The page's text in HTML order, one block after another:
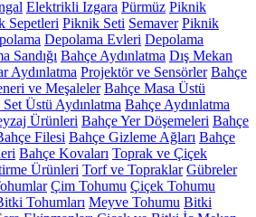
Elektrikli Izgara Pürmüz Piknik
Sepetleri Piknik Seti Semaver Piknik
Depolama Evleri Depolama
Sandığı Bahçe Aydınlatma Dış Mekan
Aydınlatma Projektör ve Sensörler Bahçe
ve Meşaleler Bahçe Masa Üstü
Üstü Aydınlatma Bahçe Aydınlatma
Ürünleri Bahçe Yer Döşemeleri Bahçe
Filesi Bahçe Gizleme Ağları Bahçe
Bahçe Kovaları Toprak ve Çiçek
Ürünleri Torf ve Topraklar Gübreler
Çim Tohumu Çiçek Tohumu
Tohumları Meyve Tohumu Bitki